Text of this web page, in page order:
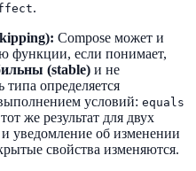
.
Compose может и
функции, если понимает,
(stable) и не
определяется
условий: equals
же результат для двух
уведомление об изменении
свойства изменяются.